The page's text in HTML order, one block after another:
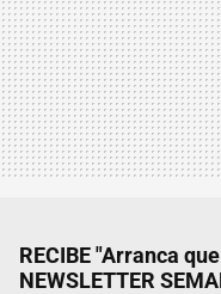
RECIBE "Arranca
NEWSLETTER